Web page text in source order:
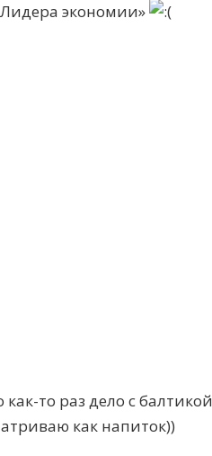
экономии»
то раз дело с балтикой
как напиток))